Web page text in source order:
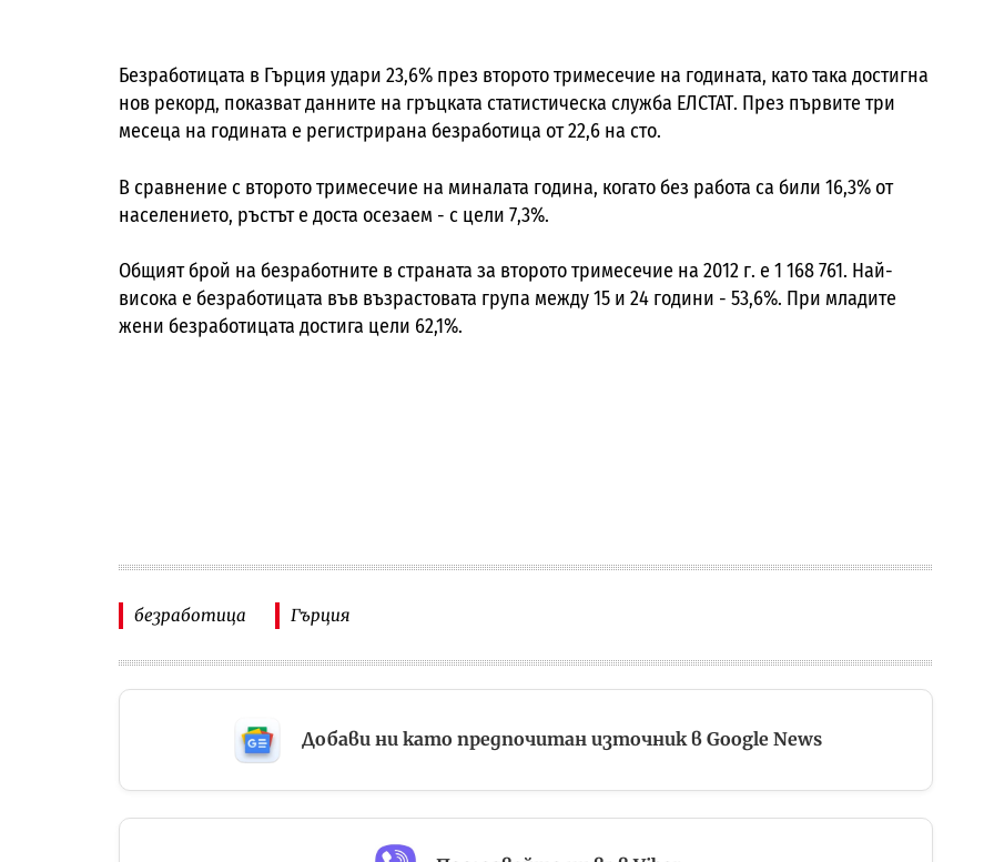
Безработицата в Гърция удари 23,6% през второто тримесечие на годината, като така достигна
нов рекорд, показват данните на гръцката статистическа служба ЕЛСТАТ. През първите три
месеца на годината е регистрирана безработица от 22,6 на сто.
В сравнение с второто тримесечие на миналата година, когато без работа са били 16,3% от
населението, ръстът е доста осезаем - с цели 7,3%.
Общият брой на безработните в страната за второто тримесечие на 2012 г. е 1 168 761. Най-
висока е безработицата във възрастовата група между 15 и 24 години - 53,6%. При младите
жени безработицата достига цели 62,1%.
безработица Гърция
Добави ни като предпочитан източник в Google News